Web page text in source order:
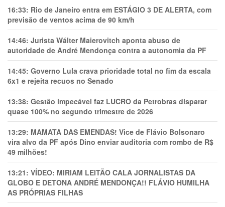
16:33: Rio de Janeiro entra em ESTÁGIO 3 DE ALERTA, com
previsão de ventos acima de 90 km/h
14:46: Jurista Wálter Maierovitch aponta abuso de
autoridade de André Mendonça contra a autonomia da PF
14:45: Governo Lula crava prioridade total no fim da escala
6x1 e rejeita recuos no Senado
13:38: Gestão impecável faz LUCRO da Petrobras disparar
quase 100% no segundo trimestre de 2026
13:29: MAMATA DAS EMENDAS! Vice de Flávio Bolsonaro
vira alvo da PF após Dino enviar auditoria com rombo de R$
49 milhões!
13:21: VÍDEO: MIRIAM LEITÃO CALA JORNALISTAS DA
GLOBO E DETONA ANDRÉ MENDONÇA!! FLÁVIO HUMILHA
AS PRÓPRIAS FILHAS